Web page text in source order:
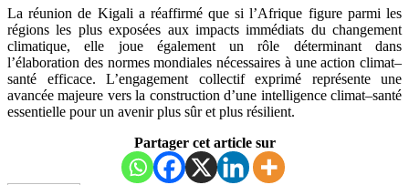
La réunion de Kigali a réaffirmé que si l’Afrique figure parmi les
régions les plus exposées aux impacts immédiats du changement
climatique, elle joue également un rôle déterminant dans
l’élaboration des normes mondiales nécessaires à une action climat–
santé efficace. L’engagement collectif exprimé représente une
avancée majeure vers la construction d’une intelligence climat–santé
essentielle pour un avenir plus sûr et plus résilient.
Partager cet article sur